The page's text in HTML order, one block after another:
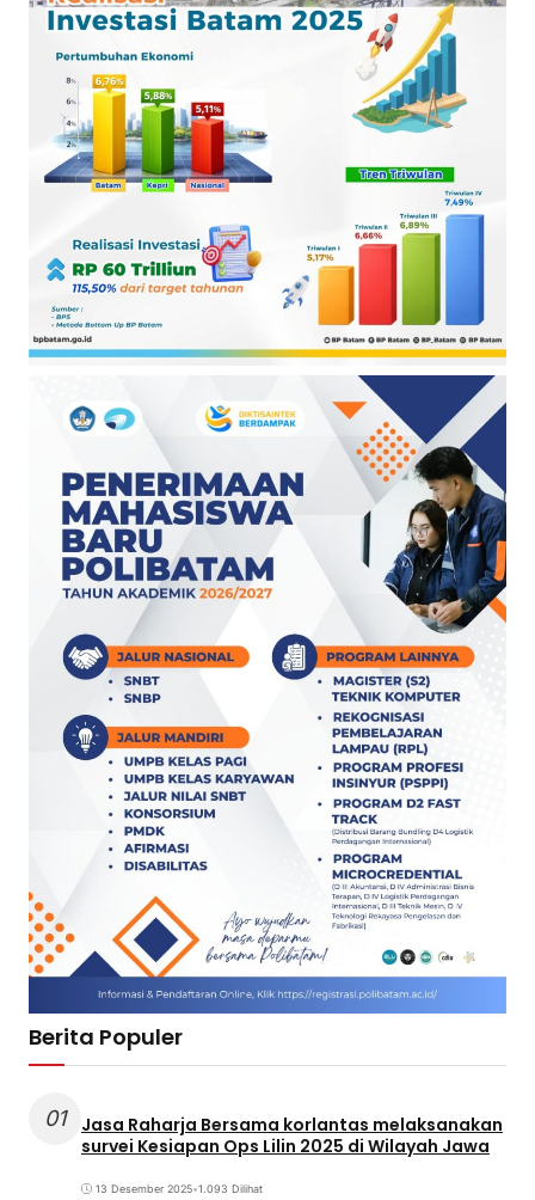
Berita Populer
01
Jasa Raharja Bersama korlantas melaksanakan
survei Kesiapan Ops Lilin 2025 di Wilayah Jawa
13 Desember 2025•1.093 Dilihat